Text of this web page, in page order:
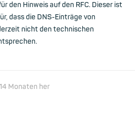
den Hinweis auf den RFC. Dieser ist
dass die DNS-Einträge von
nicht den technischen
Monaten her